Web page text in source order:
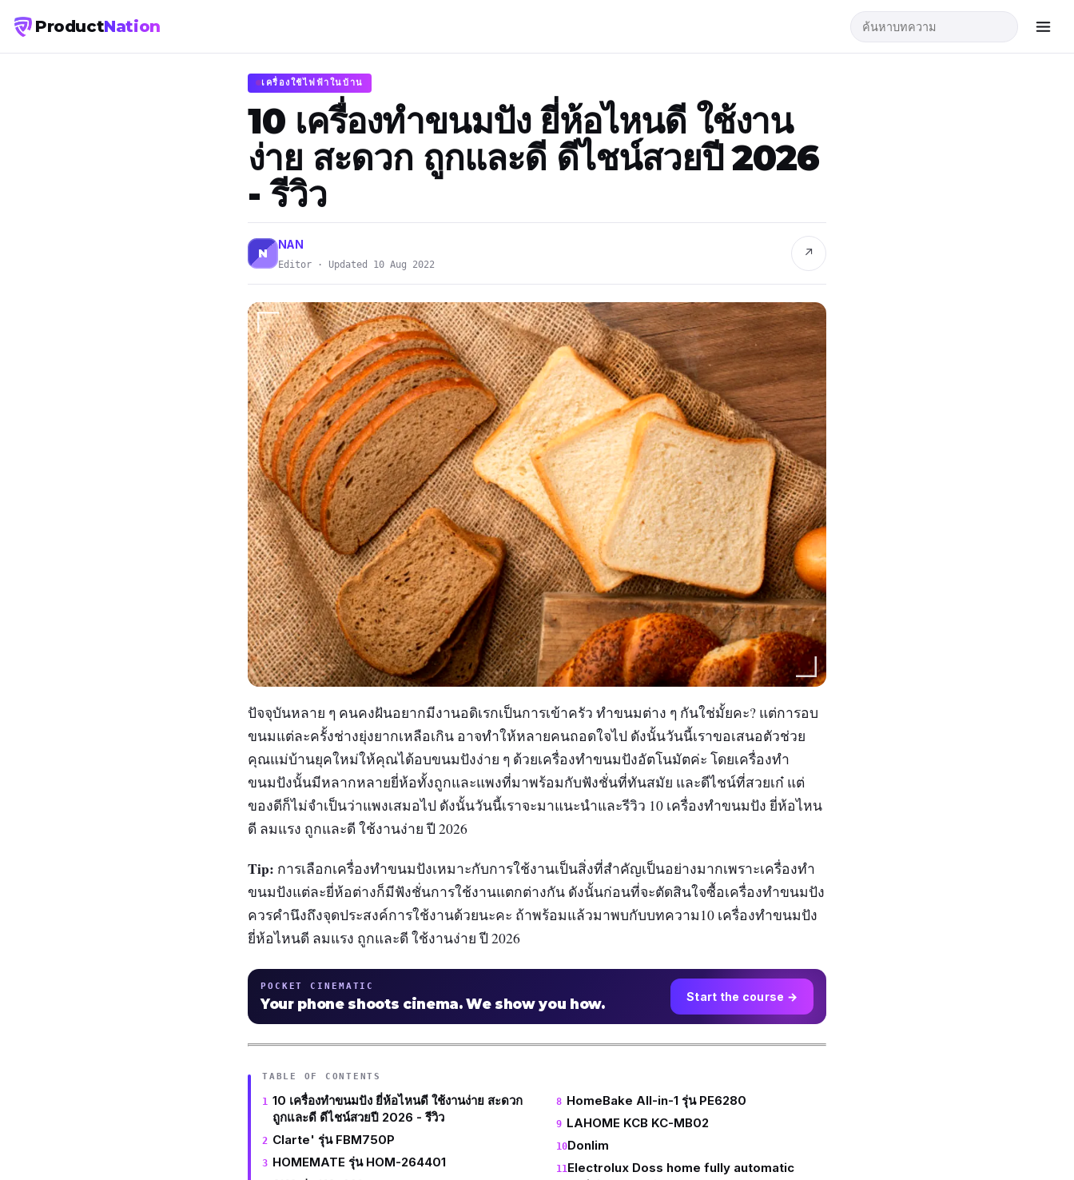
ProductNation
เครื่องใช้ไฟฟ้าในบ้าน
10 เครื่องทำขนมปัง ยี่ห้อไหนดี ใช้งาน
ง่าย สะดวก ถูกและดี ดีไชน์สวยปี 2026
- รีวิว
N
NAN
Editor · Updated 10 Aug 2022
↗
ปัจจุบันหลาย ๆ คนคงฝันอยากมีงานอดิเรกเป็นการเข้าครัว ทำขนมต่าง ๆ กันใช่มั้ยคะ? แต่การอบ
ขนมแต่ละครั้งช่างยุ่งยากเหลือเกิน อาจทำให้หลายคนถอดใจไป ดังนั้นวันนี้เราขอเสนอตัวช่วย
คุณแม่บ้านยุคใหม่ให้คุณได้อบขนมปังง่าย ๆ ด้วยเครื่องทำขนมปังอัตโนมัตค่ะ โดยเครื่องทำ
ขนมปังนั้นมีหลากหลายยี่ห้อทั้งถูกและแพงที่มาพร้อมกับฟังชั่นที่ทันสมัย และดีไชน์ที่สวยเก๋ แต่
ของดีก็ไม่จำเป็นว่าแพงเสมอไป ดังนั้นวันนี้เราจะมาแนะนำและรีวิว 10 เครื่องทำขนมปัง ยี่ห้อไหน
ดี ลมแรง ถูกและดี ใช้งานง่าย ปี 2026
Tip: การเลือกเครื่องทำขนมปังเหมาะกับการใช้งานเป็นสิ่งที่สำคัญเป็นอย่างมากเพราะเครื่องทำ
ขนมปังแต่ละยี่ห้อต่างก็มีฟังชั่นการใช้งานแตกต่างกัน ดังนั้นก่อนที่จะตัดสินใจซื้อเครื่องทำขนมปัง
ควรคำนึงถึงจุดประสงค์การใช้งานด้วยนะคะ ถ้าพร้อมแล้วมาพบกับบทความ10 เครื่องทำขนมปัง
ยี่ห้อไหนดี ลมแรง ถูกและดี ใช้งานง่าย ปี 2026
POCKET CINEMATIC
Your phone shoots cinema. We show you how. Start the course →
TABLE OF CONTENTS
10 เครื่องทำขนมปัง ยี่ห้อไหนดี ใช้งานง่าย สะดวก
ถูกและดี ดีไชน์สวยปี 2026 - รีวิว
Clarte' รุ่น FBM750P
HOMEMATE รุ่น HOM-264401
HomeBake All-in-1 รุ่น PE6280
LAHOME KCB KC-MB02
Donlim
Electrolux Doss home fully automatic